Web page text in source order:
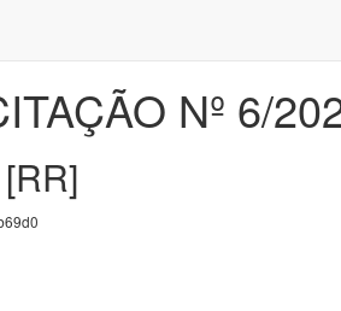
Nº 6/